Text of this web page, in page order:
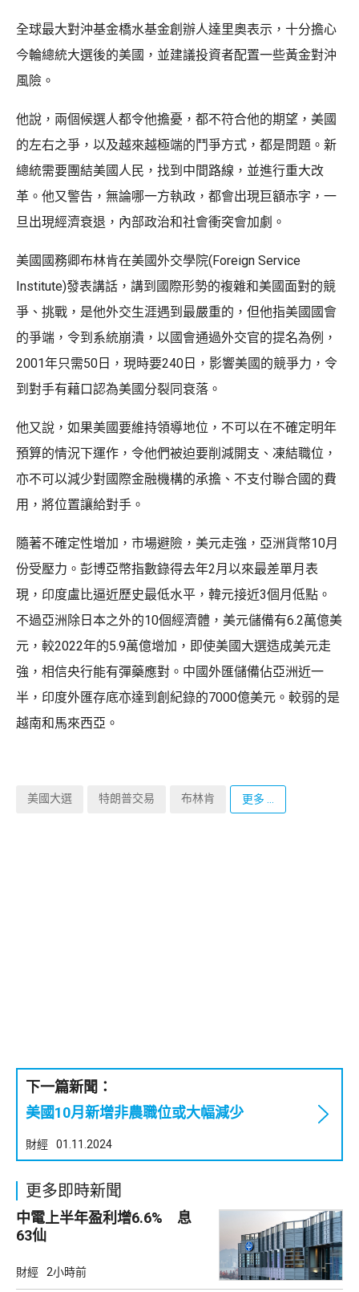
全球最大對沖基金橋水基金創辦人達里奧表示，十分擔心
今輪總統大選後的美國，並建議投資者配置一些黃金對沖
風險。
他說，兩個候選人都令他擔憂，都不符合他的期望，美國
的左右之爭，以及越來越極端的鬥爭方式，都是問題。新
總統需要團結美國人民，找到中間路線，並進行重大改
革。他又警告，無論哪一方執政，都會出現巨額赤字，一
旦出現經濟衰退，內部政治和社會衝突會加劇。
美國國務卿布林肯在美國外交學院(Foreign Service
Institute)發表講話，講到國際形勢的複雜和美國面對的競
爭、挑戰，是他外交生涯遇到最嚴重的，但他指美國國會
的爭端，令到系統崩潰，以國會通過外交官的提名為例，
2001年只需50日，現時要240日，影響美國的競爭力，令
到對手有藉口認為美國分裂同衰落。
他又說，如果美國要維持領導地位，不可以在不確定明年
預算的情況下運作，令他們被迫要削減開支、凍結職位，
亦不可以減少對國際金融機構的承擔、不支付聯合國的費
用，將位置讓給對手。
隨著不確定性增加，市場避險，美元走強，亞洲貨幣10月
份受壓力。彭博亞幣指數錄得去年2月以來最差單月表
現，印度盧比逼近歷史最低水平，韓元接近3個月低點。
不過亞洲除日本之外的10個經濟體，美元儲備有6.2萬億美
元，較2022年的5.9萬億增加，即使美國大選造成美元走
強，相信央行能有彈藥應對。中國外匯儲備佔亞洲近一
半，印度外匯存底亦達到創紀錄的7000億美元。較弱的是
越南和馬來西亞。
美國大選 特朗普交易 布林肯 更多 ...
下一篇新聞：
美國10月新增非農職位或大幅減少
財經 01.11.2024
更多即時新聞
中電上半年盈利增6.6% 息
63仙
財經 2小時前